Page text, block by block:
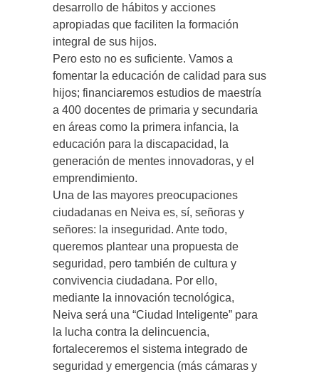
desarrollo de hábitos y acciones
apropiadas que faciliten la formación
integral de sus hijos.
Pero esto no es suficiente. Vamos a
fomentar la educación de calidad para sus
hijos; financiaremos estudios de maestría
a 400 docentes de primaria y secundaria
en áreas como la primera infancia, la
educación para la discapacidad, la
generación de mentes innovadoras, y el
emprendimiento.
Una de las mayores preocupaciones
ciudadanas en Neiva es, sí, señoras y
señores: la inseguridad. Ante todo,
queremos plantear una propuesta de
seguridad, pero también de cultura y
convivencia ciudadana. Por ello,
mediante la innovación tecnológica,
Neiva será una “Ciudad Inteligente” para
la lucha contra la delincuencia,
fortaleceremos el sistema integrado de
seguridad y emergencia (más cámaras y